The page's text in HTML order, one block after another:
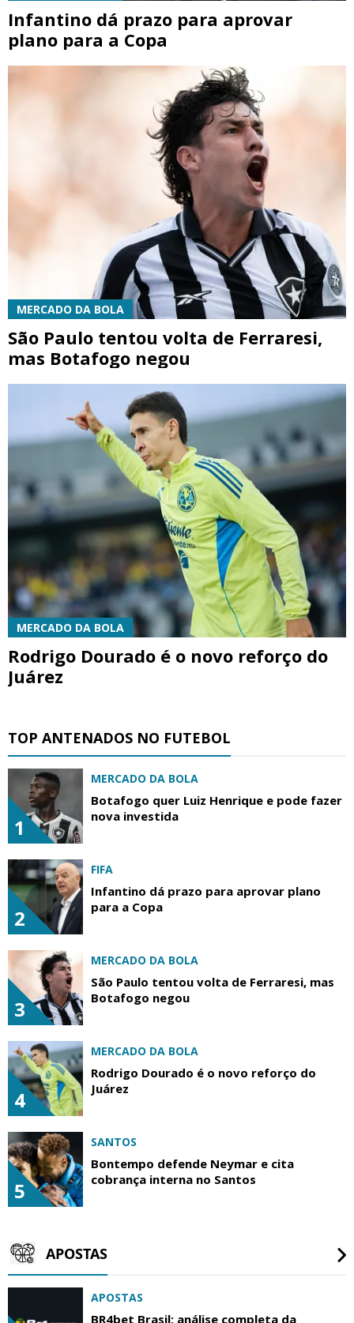
Infantino dá prazo para aprovar
plano para a Copa
MERCADO DA BOLA
São Paulo tentou volta de Ferraresi,
mas Botafogo negou
MERCADO DA BOLA
Rodrigo Dourado é o novo reforço do
Juárez
TOP ANTENADOS NO FUTEBOL
1
MERCADO DA BOLA
Botafogo quer Luiz Henrique e pode fazer
nova investida
2
FIFA
Infantino dá prazo para aprovar plano
para a Copa
3
MERCADO DA BOLA
São Paulo tentou volta de Ferraresi, mas
Botafogo negou
4
MERCADO DA BOLA
Rodrigo Dourado é o novo reforço do
Juárez
5
SANTOS
Bontempo defende Neymar e cita
cobrança interna no Santos
APOSTAS
APOSTAS
BR4bet Brasil: análise completa da